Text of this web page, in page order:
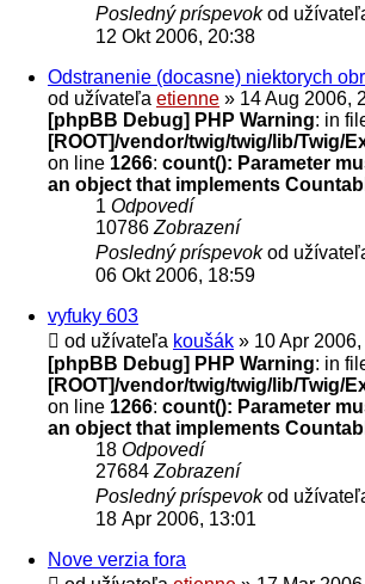
Posledný príspevokod
12 Okt 2006, 20:38
Odstranenie (docasne) niektorych
od užívateľa etienne » 14 Aug 2006,
[phpBB Debug] PHP Warning: in
[ROOT]/vendor/twig/twig/lib/Twig/
on line 1266: count(): Parameter
an object that implements
1 Odpovedí
10786 Zobrazení
Posledný príspevokod
06 Okt 2006, 18:59
vyfuky 603
od užívateľa koušák » 10 Apr
[phpBB Debug] PHP Warning: in
[ROOT]/vendor/twig/twig/lib/Twig/
on line 1266: count(): Parameter
an object that implements
18 Odpovedí
27684 Zobrazení
Posledný príspevokod
18 Apr 2006, 13:01
Nove verzia fora